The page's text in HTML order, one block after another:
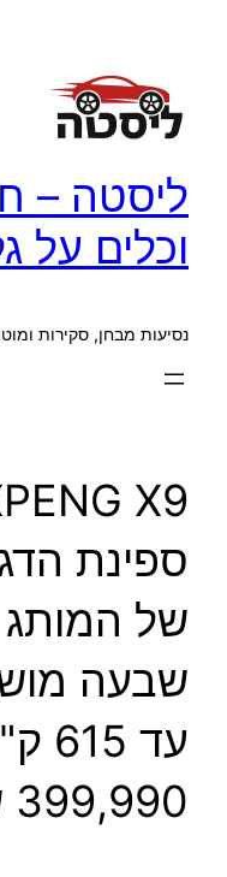
ליסטה –
וכלים על
נסיעות מבחן, סקירות
ספינת
של
שבעה
עד
399,990 שקל